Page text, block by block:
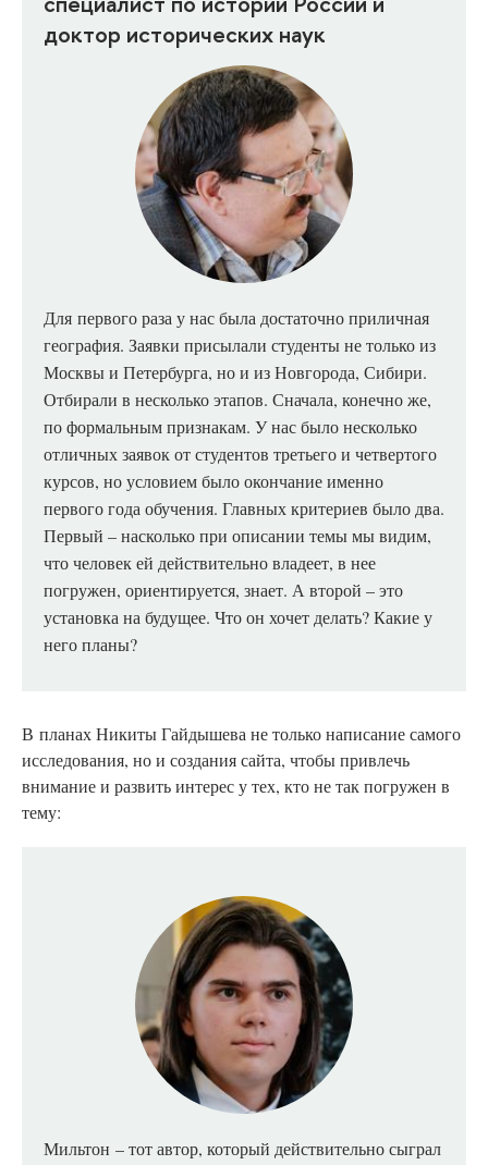
доктор исторических наук
Для первого раза у нас была достаточно приличная
география. Заявки присылали студенты не только из
Москвы и Петербурга, но и из Новгорода, Сибири.
Отбирали в несколько этапов. Сначала, конечно же,
по формальным признакам. У нас было несколько
отличных заявок от студентов третьего и четвертого
курсов, но условием было окончание именно
первого года обучения. Главных критериев было два.
Первый – насколько при описании темы мы видим,
что человек ей действительно владеет, в нее
погружен, ориентируется, знает. А второй – это
установка на будущее. Что он хочет делать? Какие у
него планы?
В планах Никиты Гайдышева не только написание самого
исследования, но и создания сайта, чтобы привлечь
внимание и развить интерес у тех, кто не так погружен в
тему:
Мильтон – тот автор, который действительно сыграл